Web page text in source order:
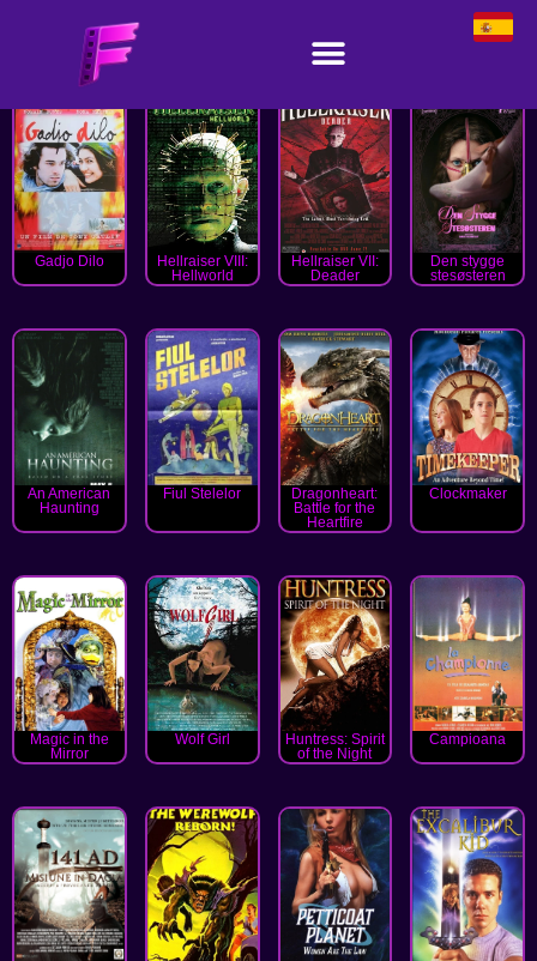
Gadjo Dilo
Hellraiser VIII:
Hellworld
Hellraiser VII:
Deader
Den stygge
stesøsteren
An American
Haunting
Fiul Stelelor
Dragonheart:
Battle for the
Heartfire
Clockmaker
Magic in the
Mirror
Wolf Girl
Huntress: Spirit
of the Night
Campioana